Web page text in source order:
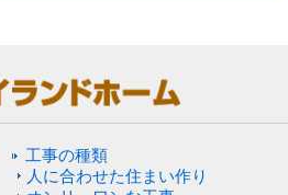
工事の種類
人に合わせた住まい作り